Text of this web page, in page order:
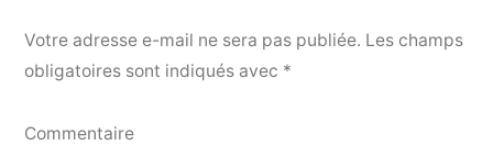
Votre adresse e-mail ne sera pas publiée. Les champs
obligatoires sont indiqués avec *
Commentaire